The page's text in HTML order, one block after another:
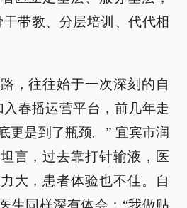
带教、分层培训、代代相
，往往始于一次深刻的自
入春播运营平台，前几年走
更是到了瓶颈。” 宜宾市润
言，过去靠打针输液，医
大，患者体验也不佳。自
生同样深有体会：“我做贴